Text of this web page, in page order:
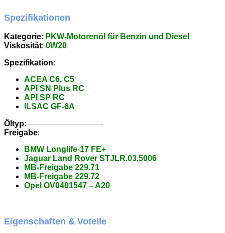
Spezifikationen
Kategorie: PKW-Motorenöl für Benzin und Diesel
Viskosität: 0W20
Spezifikation:
ACEA C6, C5
API SN Plus RC
API SP RC
ILSAC GF-6A
Öltyp: —————————-
Freigabe:
BMW Longlife-17 FE+
Jaguar Land Rover STJLR.03.5006
MB-Freigabe 229.71
MB-Freigabe 229.72
Opel OV0401547 – A20
Eigenschaften & Voteile